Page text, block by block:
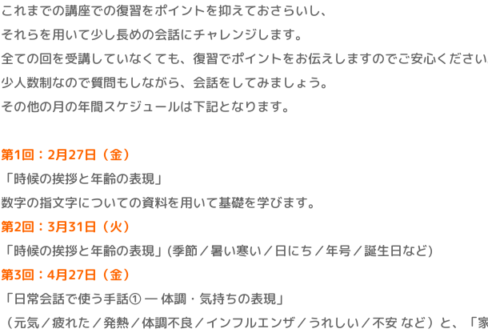
これまでの講座での復習をポイントを抑えておさらいし、
それらを用いて少し長めの会話にチャレンジします。
全ての回を受講していなくても、復習でポイントをお伝えしますのでご安心ください
少人数制なので質問もしながら、会話をしてみましょう。
その他の月の年間スケジュールは下記となります。
第1回：2月27日（金）
「時候の挨拶と年齢の表現」
数字の指文字についての資料を用いて基礎を学びます。
第2回：3月31日（火）
「時候の挨拶と年齢の表現」(季節／暑い寒い／日にち／年号／誕生日など)
第3回：4月27日（金）
「日常会話で使う手話① ― 体調・気持ちの表現」
（元気／疲れた／発熱／体調不良／インフルエンザ／うれしい／不安 など）と、「